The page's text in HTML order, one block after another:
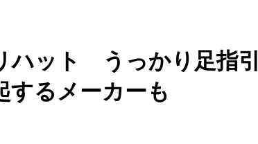
ハット うっかり足指引
するメーカーも